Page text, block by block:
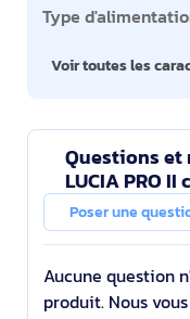
Type
Voir toutes les
Questions et
LUCIA PRO
Original
Poser une
Aucune question
produit. Nous